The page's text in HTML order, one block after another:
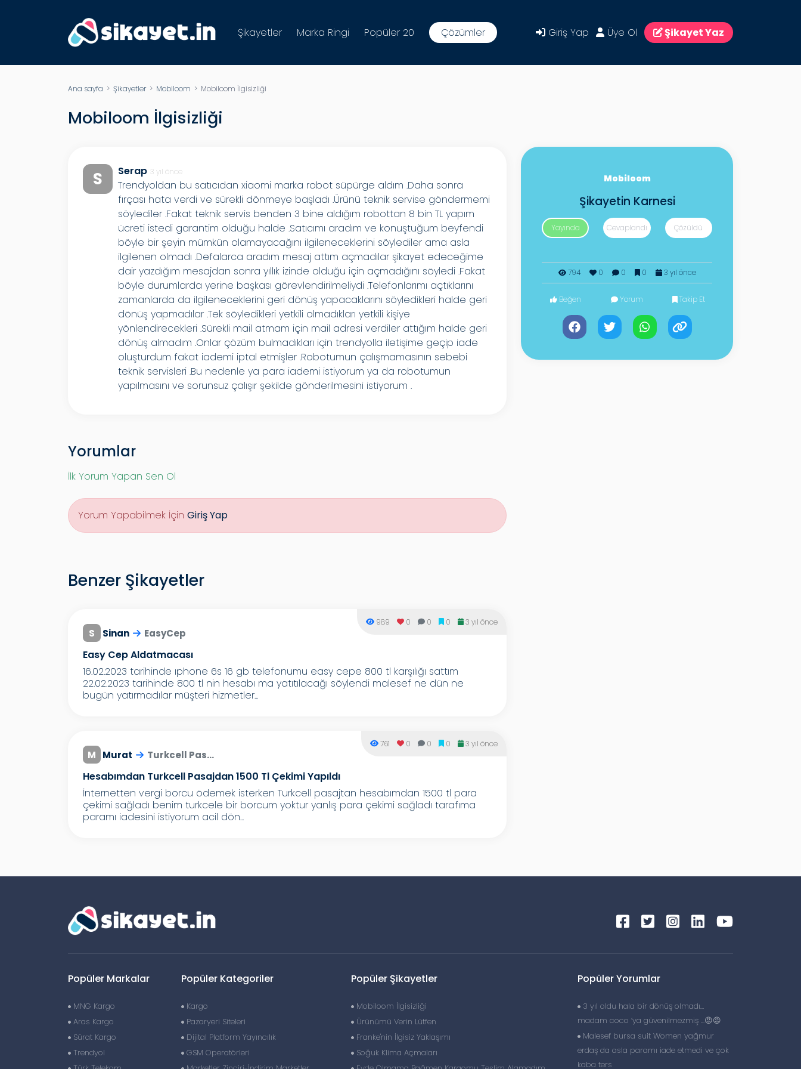
Şikayetler Marka Ringi Popüler 20 Çözümler Giriş Yap Üye Ol Şikayet Yaz
Ana sayfa > Şikayetler> Mobiloom > Mobiloom İlgisizliği
Mobiloom İlgisizliği
S Serap 3 yıl önce
Trendyoldan bu satıcıdan xiaomi marka robot süpürge aldım .Daha sonra
fırçası hata verdi ve sürekli dönmeye başladı .Ürünü teknik servise göndermemi
söylediler .Fakat teknik servis benden 3 bine aldığım robottan 8 bin TL yapım
ücreti istedi garantim olduğu halde .Satıcımı aradım ve konuştuğum beyfendi
böyle bir şeyin mümkün olamayacağını ilgileneceklerini söylediler ama asla
ilgilenen olmadı .Defalarca aradım mesaj attım açmadılar şikayet edeceğime
dair yazdığım mesajdan sonra yıllık izinde olduğu için açmadığını söyledi .Fakat
böyle durumlarda yerine başkası görevlendirilmeliydi .Telefonlarımı açtıklarını
zamanlarda da ilgileneceklerini geri dönüş yapacaklarını söyledikleri halde geri
dönüş yapmadılar .Tek söyledikleri yetkili olmadıkları yetkili kişiye
yönlendirecekleri .Sürekli mail atmam için mail adresi verdiler attığım halde geri
dönüş almadım .Onlar çözüm bulmadıkları için trendyolla iletişime geçip iade
oluşturdum fakat iademi iptal etmişler .Robotumun çalışmamasının sebebi
teknik servisleri .Bu nedenle ya para iademi istiyorum ya da robotumun
yapılmasını ve sorunsuz çalışır şekilde gönderilmesini istiyorum .
Mobiloom
Şikayetin Karnesi
Yayında Cevaplandı Çözüldü
794 0 0 0 3 yıl önce
Beğen Yorum Takip Et
Yorumlar
İlk Yorum Yapan Sen Ol
Yorum Yapabilmek İçin Giriş Yap
Benzer Şikayetler
S Sinan EasyCep
Easy Cep Aldatmacası
989 0 0 0 3 yıl önce
16.02.2023 tarihinde ıphone 6s 16 gb telefonumu easy cepe 800 tl karşılığı sattım
22.02.2023 tarihinde 800 tl nin hesabı ma yatıtılacağı söylendi malesef ne dün ne
bugün yatırmadılar müşteri hizmetler...
M Murat Turkcell Pas...
Hesabımdan Turkcell Pasajdan 1500 Tl Çekimi Yapıldı
761 0 0 0 3 yıl önce
İnternetten vergi borcu ödemek isterken Turkcell pasajtan hesabımdan 1500 tl para
çekimi sağladı benim turkcele bir borcum yoktur yanlış para çekimi sağladı tarafıma
paramı iadesini istiyorum acil dön...
Popüler Markalar
MNG Kargo
Aras Kargo
Sürat Kargo
Trendyol
Popüler Kategoriler
Kargo
Pazaryeri Siteleri
Dijital Platform Yayıncılık
GSM Operatörleri
Popüler Şikayetler
Mobiloom İlgisizliği
Ürünümü Verin Lütfen
Franke'nin İlgisiz Yaklaşımı
Soğuk Klima Açmaları
Popüler Yorumlar
3 yıl oldu hala bir dönüş olmadı…
madam coco ‘ya güvenilmezmiş …😡😡
Malesef bursa suit Women yağmur
erdaş da asla paramı iade etmedi ve çok
kaba ters